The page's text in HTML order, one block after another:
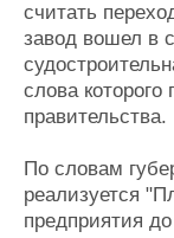
считать
завод вошел в
слова которого
правительства.
По словам
реализуется
предприятия